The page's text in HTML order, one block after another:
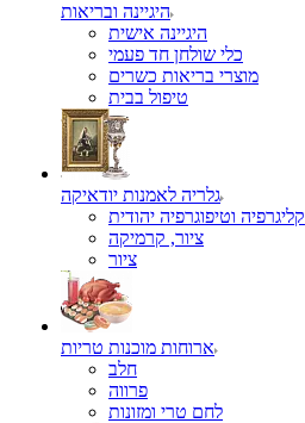
היגיינה ובריאות
היגיינה אישית
כלי שולחן חד פעמי
מוצרי בריאות כשרים
טיפול בבית
גלריה לאמנות יודאיקה
קליגרפיה וטיפוגרפיה יהודית
ציור, קרמיקה
ציור
ארוחות מוכנות טריות
חלב
פרווה
לחם טרי ומזונות